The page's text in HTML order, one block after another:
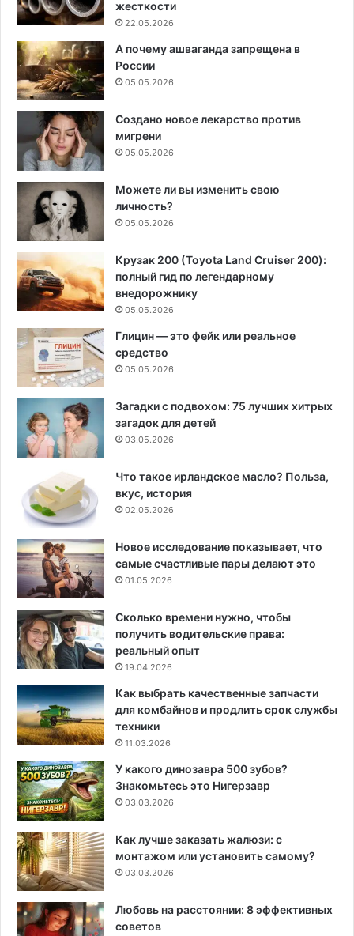
жесткости
22.05.2026
А почему ашваганда запрещена в
России
05.05.2026
Создано новое лекарство против
мигрени
05.05.2026
Можете ли вы изменить свою
личность?
05.05.2026
Крузак 200 (Toyota Land Cruiser 200):
полный гид по легендарному
внедорожнику
05.05.2026
Глицин — это фейк или реальное
средство
05.05.2026
Загадки с подвохом: 75 лучших хитрых
загадок для детей
03.05.2026
Что такое ирландское масло? Польза,
вкус, история
02.05.2026
Новое исследование показывает, что
самые счастливые пары делают это
01.05.2026
Сколько времени нужно, чтобы
получить водительские права:
реальный опыт
19.04.2026
Как выбрать качественные запчасти
для комбайнов и продлить срок службы
техники
11.03.2026
У какого динозавра 500 зубов?
Знакомьтесь это Нигерзавр
03.03.2026
Как лучше заказать жалюзи: с
монтажом или установить самому?
03.03.2026
Любовь на расстоянии: 8 эффективных
советов